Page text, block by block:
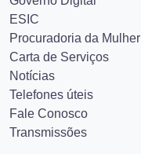
ESIC
Procuradoria da Mulher
Carta de Serviços
Notícias
Telefones úteis
Fale Conosco
Transmissões